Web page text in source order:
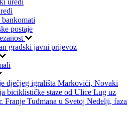
postaje
gradski javni prijevoz
dječjeg igrališta Markovići, Novaki
biciklističke staze od Ulice Lug uz
Franje Tuđmana u Svetoj Nedelji, faza